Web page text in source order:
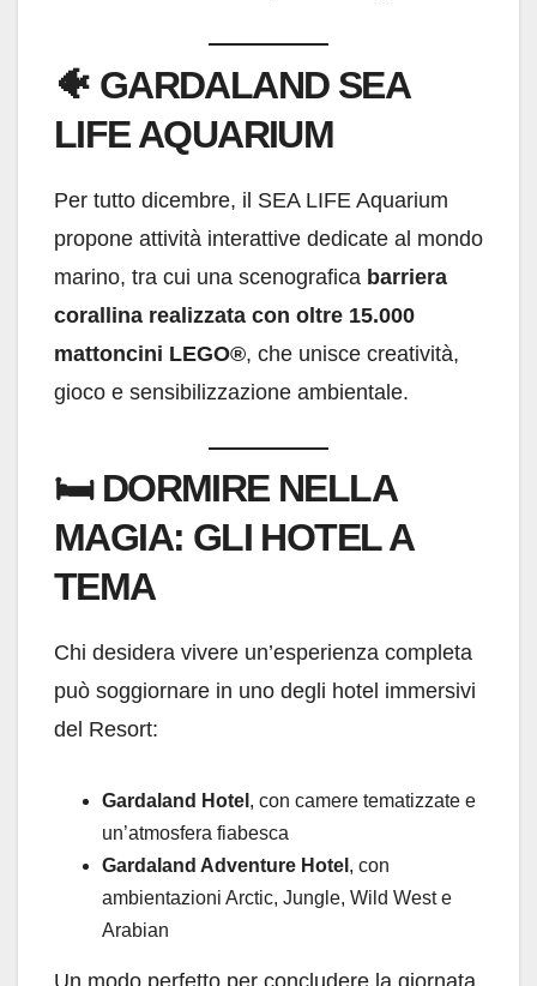
🐠 GARDALAND SEA
LIFE AQUARIUM
Per tutto dicembre, il SEA LIFE Aquarium
propone attività interattive dedicate al mondo
marino, tra cui una scenografica barriera
corallina realizzata con oltre 15.000
mattoncini LEGO®, che unisce creatività,
gioco e sensibilizzazione ambientale.
🛏️ DORMIRE NELLA
MAGIA: GLI HOTEL A
TEMA
Chi desidera vivere un’esperienza completa
può soggiornare in uno degli hotel immersivi
del Resort:
Gardaland Hotel , con camere tematizzate e
un’atmosfera fiabesca
Gardaland Adventure Hotel , con
ambientazioni Arctic, Jungle, Wild West e
Arabian